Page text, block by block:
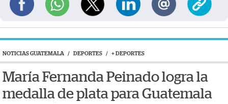
NOTICIAS GUATEMALA / DEPORTES / + DEPORTES
María Fernanda Peinado logra la
medalla de plata para Guatemala